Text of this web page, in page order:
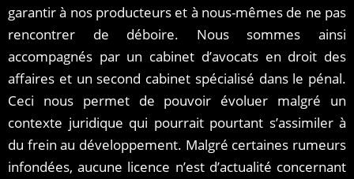
garantir à nos producteurs et à nous-mêmes de ne pas
rencontrer de déboire. Nous sommes ainsi
accompagnés par un cabinet d’avocats en droit des
affaires et un second cabinet spécialisé dans le pénal.
Ceci nous permet de pouvoir évoluer malgré un
contexte juridique qui pourrait pourtant s’assimiler à
du frein au développement. Malgré certaines rumeurs
infondées, aucune licence n’est d’actualité concernant